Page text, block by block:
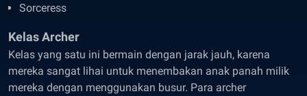
Sorceress
Kelas Archer
Kelas yang satu ini bermain dengan jarak jauh, karena
mereka sangat lihai untuk menembakan anak panah milik
mereka dengan menggunakan busur. Para archer